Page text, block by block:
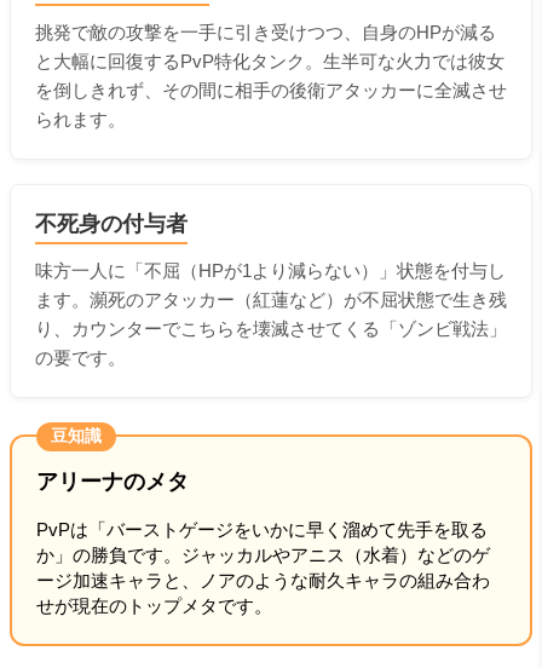
挑発で敵の攻撃を一手に引き受けつつ、自身のHPが減る
と大幅に回復するPvP特化タンク。生半可な火力では彼女
を倒しきれず、その間に相手の後衛アタッカーに全滅させ
られます。
不死身の付与者
味方一人に「不屈（HPが1より減らない）」状態を付与し
ます。瀕死のアタッカー（紅蓮など）が不屈状態で生き残
り、カウンターでこちらを壊滅させてくる「ゾンビ戦法」
の要です。
豆知識
アリーナのメタ
PvPは「バーストゲージをいかに早く溜めて先手を取る
か」の勝負です。ジャッカルやアニス（水着）などのゲ
ージ加速キャラと、ノアのような耐久キャラの組み合わ
せが現在のトップメタです。